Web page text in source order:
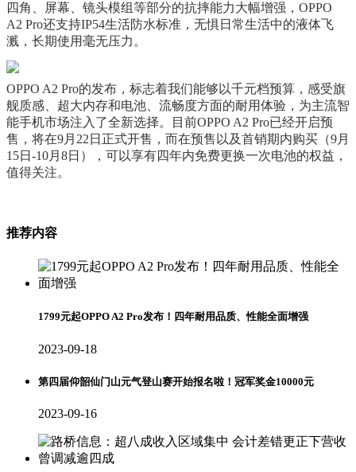
四角、屏幕、镜头模组等部分的抗摔能力大幅增强，OPPO
A2 Pro还支持IP54生活防水标准，无惧日常生活中的液体飞
溅，长期使用毫无压力。
OPPO A2 Pro的发布，标志着我们能够以千元档预算，感受旗
舰质感、超大内存和电池、流畅度方面的耐用体验，为主流智
能手机市场注入了全新选择。目前OPPO A2 Pro已经开启预
售，将在9月22日正式开售，而在预售以及首销期内购买（9月
15日-10月8日），可以享有四年内免费更换一次电池的权益，
值得关注。
推荐内容
1799元起OPPO A2 Pro发布！四年耐用品质、性能全面增强
2023-09-18
第四届仰韶仙门山元气登山赛开始报名啦！冠军奖金10000元
2023-09-16